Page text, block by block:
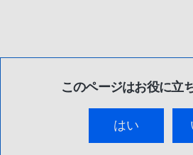
このページはお役に立
はい